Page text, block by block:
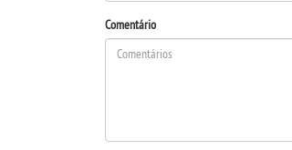
Comentário